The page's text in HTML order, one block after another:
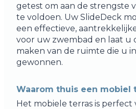
getest om aan de strengste
te voldoen. Uw SlideDeck
een effectieve,
voor uw zwembad en laat u
maken van de ruimte die u
gewonnen.
Waarom thuis een mobiel
Het mobiele terras is perfect